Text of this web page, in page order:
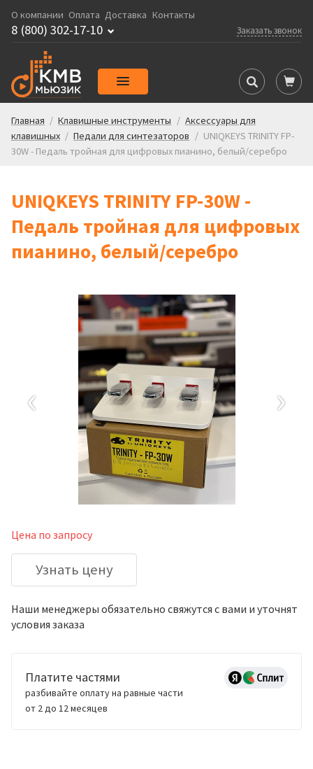
О компании Оплата Доставка Контакты
Заказать звонок
8 (800) 302-17-10
Главная / Клавишные инструменты / Аксессуары для
клавишных / Педали для синтезаторов / UNIQKEYS TRINITY FP-
30W - Педаль тройная для цифровых пианино, белый/серебро
UNIQKEYS TRINITY FP-30W -
Педаль тройная для цифровых
пианино, белый/серебро
‹ ›
Цена по запросу
Узнать цену
Наши менеджеры обязательно свяжутся с вами и уточнят
условия заказа
Платите частями
разбивайте оплату на равные части
от 2 до 12 месяцев